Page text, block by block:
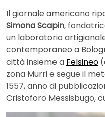
Il giornale americano
Simona Scapin,
un laboratorio
contemporaneo a
città insieme a Felsineo
zona Murri e segue il
1557, anno di
Cristoforo Messisbugo,